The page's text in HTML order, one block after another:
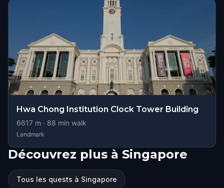
Hwa Chong Institution Clock Tower Building
6617 m · 88 min walk
Landmark
Découvrez plus à Singapore
Tous les quests à Singapore